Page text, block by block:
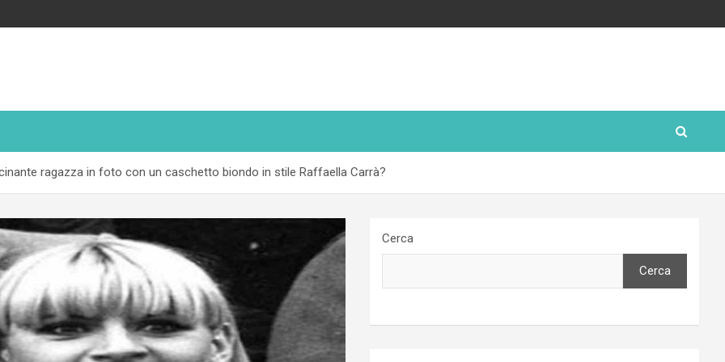
ragazza in foto con un caschetto biondo in stile Raffaella Carrà?
Cerca
Cerca